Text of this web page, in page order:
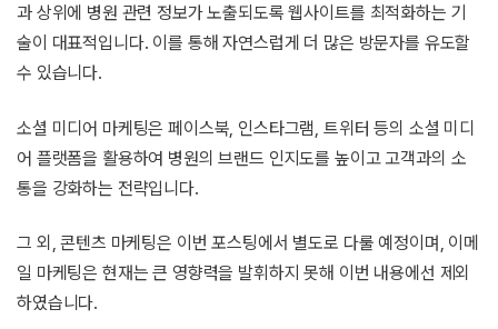
과 상위에 병원 관련 정보가 노출되도록 웹사이트를 최적화하는 기
술이 대표적입니다. 이를 통해 자연스럽게 더 많은 방문자를 유도할
수 있습니다.
소셜 미디어 마케팅은 페이스북, 인스타그램, 트위터 등의 소셜 미디
어 플랫폼을 활용하여 병원의 브랜드 인지도를 높이고 고객과의 소
통을 강화하는 전략입니다.
그 외, 콘텐츠 마케팅은 이번 포스팅에서 별도로 다룰 예정이며, 이메
일 마케팅은 현재는 큰 영향력을 발휘하지 못해 이번 내용에선 제외
하였습니다.